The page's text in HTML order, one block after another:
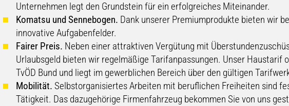
Unternehmen legt den Grundstein für ein erfolgreiches Miteinander.
Komatsu und Sennebogen. Dank unserer Premiumprodukte bieten wir
innovative Aufgabenfelder.
Fairer Preis. Neben einer attraktiven Vergütung mit
Urlaubsgeld bieten wir regelmäßige Tarifanpassungen. Unser Haustarif
TvÖD Bund und liegt im gewerblichen Bereich über den gültigen
Mobilität. Selbstorganisiertes Arbeiten mit beruflichen Freiheiten sind
Tätigkeit. Das dazugehörige Firmenfahrzeug bekommen Sie von uns